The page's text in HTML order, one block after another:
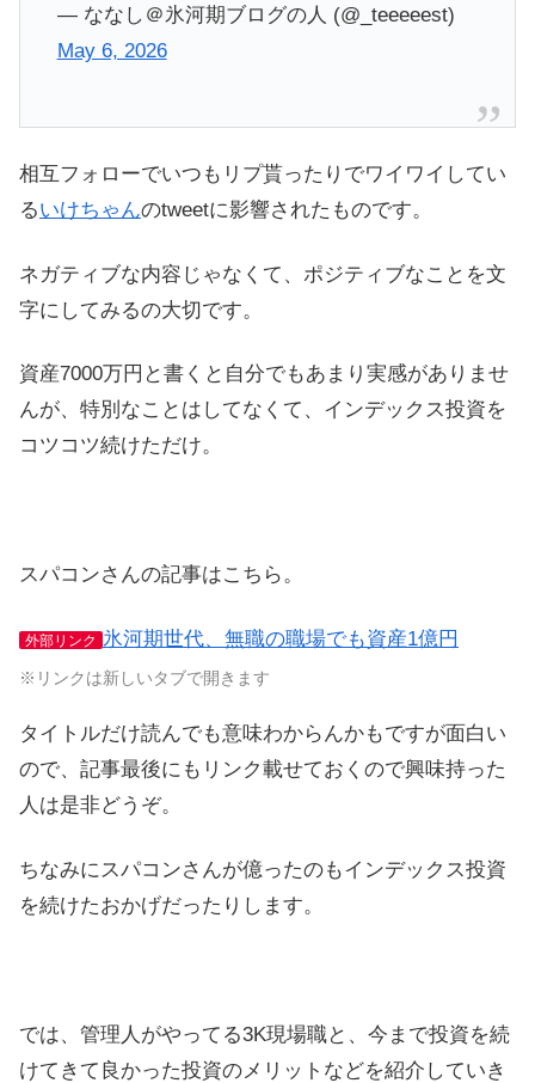
— ななし＠氷河期ブログの人 (@_teeeeest)
May 6, 2026
相互フォローでいつもリプ貰ったりでワイワイしてい
るいけちゃんのtweetに影響されたものです。
ネガティブな内容じゃなくて、ポジティブなことを文
字にしてみるの大切です。
資産7000万円と書くと自分でもあまり実感がありませ
んが、特別なことはしてなくて、インデックス投資を
コツコツ続けただけ。
スパコンさんの記事はこちら。
外部リンク 氷河期世代、無職の職場でも資産1億円
※リンクは新しいタブで開きます
タイトルだけ読んでも意味わからんかもですが面白い
ので、記事最後にもリンク載せておくので興味持った
人は是非どうぞ。
ちなみにスパコンさんが億ったのもインデックス投資
を続けたおかげだったりします。
では、管理人がやってる3K現場職と、今まで投資を続
けてきて良かった投資のメリットなどを紹介していき